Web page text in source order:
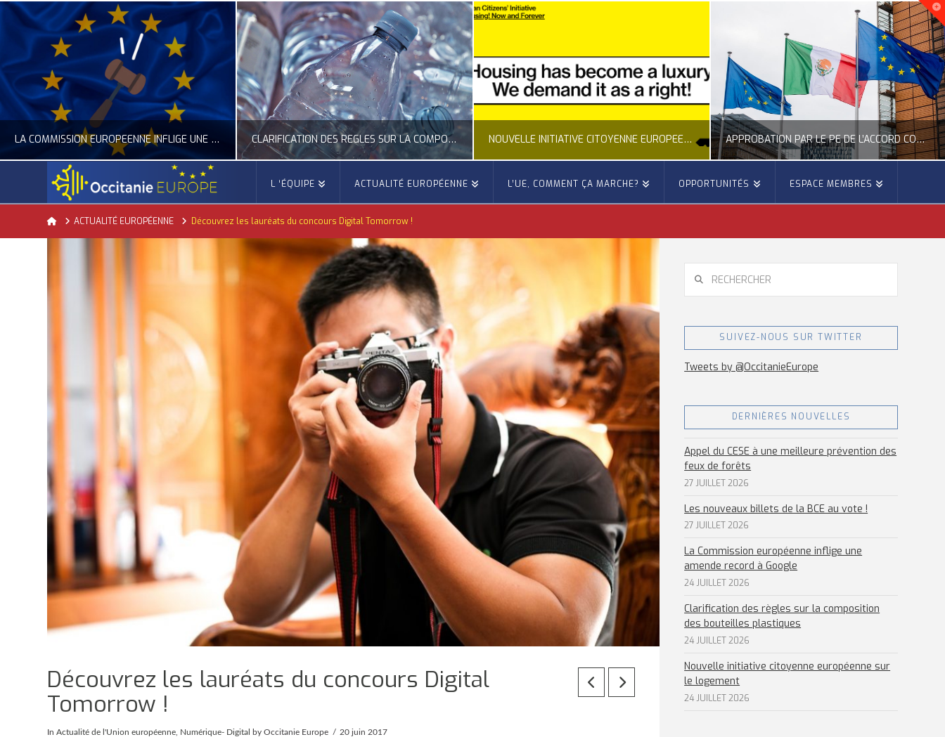
LA COMMISSION EUROPÉENNE INFLIGE UNE AMENDE RECORD À GOOGLE
ACTUALITÉ DE L'UNION EUROPÉENNE, ACTUALITÉ DE LA REPRÉSENTATION D’OCCITANIE EUROPE, NUMÉRIQUE- DIGITAL
JUILLET 24, 2026
CLARIFICATION DES RÈGLES SUR LA COMPOSITION DES BOUTEILLES PLASTIQUES
ACTUALITÉ DE L'UNION EUROPÉENNE, ACTUALITÉ DE LA REPRÉSENTATION D’OCCITANIE EUROPE, ECONOMIE CIRCULAIRE, ÉNERGIE - ENVIRONNEMENT - CLIMAT
JUILLET 24, 2026
NOUVELLE INITIATIVE CITOYENNE EUROPÉENNE SUR LE LOGEMENT
ACTUALITÉ DE L'UNION EUROPÉENNE, ACTUALITÉ DE LA REPRÉSENTATION D’OCCITANIE EUROPE, CITOYENNETÉ, LOGEMENT
APPROBATION PAR LE PE DE L’ACCORD COMMERCIAL ENTRE L’UE ET LE MEXIQUE
ACTION EXTÉRIEURE, ACTUALITÉ DE L'UNION EUROPÉENNE
JUILLET 22, 2026
L ‘ÉQUIPE ACTUALITÉ EUROPÉENNE L’UE, COMMENT ÇA MARCHE? OPPORTUNITÉS ESPACE MEMBRES
HomeACTUALITÉ EUROPÉENNE Découvrez les lauréats du concours Digital Tomorrow !
Découvrez les lauréats du concours Digital
Tomorrow !
InActualité de l'Union européenne Numérique- Digital by Occitanie Europe 20 juin 2017
SUIVEZ-NOUS SUR TWITTER
Tweets by @OccitanieEurope
DERNIÈRES NOUVELLES
Appel du CESE à une meilleure prévention des
feux de forêts
27 JUILLET 2026
Les nouveaux billets de la BCE au vote !
27 JUILLET 2026
La Commission européenne inflige une
amende record à Google
24 JUILLET 2026
Clarification des règles sur la composition
des bouteilles plastiques
24 JUILLET 2026
Nouvelle initiative citoyenne européenne sur
le logement
24 JUILLET 2026